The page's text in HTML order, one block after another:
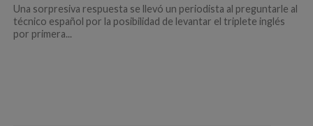
Una sorpresiva respuesta se llevó un periodista al preguntarle al
técnico español por la posibilidad de levantar el triplete inglés
por primera...